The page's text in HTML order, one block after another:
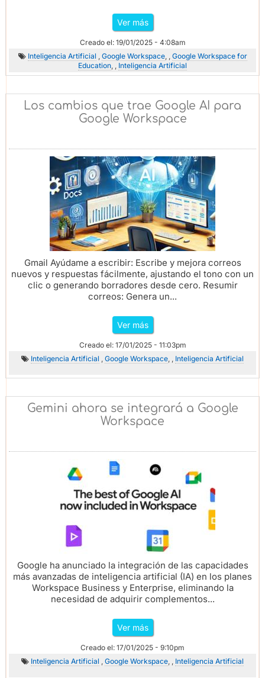
Ver más
Creado el: 19/01/2025 - 4:08am
Inteligencia Artificial , Google Workspace, , Google Workspace for
Education, , Inteligencia Artificial
Los cambios que trae Google AI para
Google Workspace
Gmail Ayúdame a escribir: Escribe y mejora correos
nuevos y respuestas fácilmente, ajustando el tono con un
clic o generando borradores desde cero. Resumir
correos: Genera un...
Ver más
Creado el: 17/01/2025 - 11:03pm
Inteligencia Artificial , Google Workspace, , Inteligencia Artificial
Gemini ahora se integrará a Google
Workspace
Google ha anunciado la integración de las capacidades
más avanzadas de inteligencia artificial (IA) en los planes
Workspace Business y Enterprise, eliminando la
necesidad de adquirir complementos...
Ver más
Creado el: 17/01/2025 - 9:10pm
Inteligencia Artificial , Google Workspace, , Inteligencia Artificial